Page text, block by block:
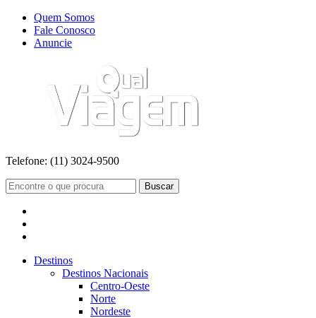
Quem Somos
Fale Conosco
Anuncie
Telefone: (11) 3024-9500
Buscar
Destinos
Destinos Nacionais
Centro-Oeste
Norte
Nordeste